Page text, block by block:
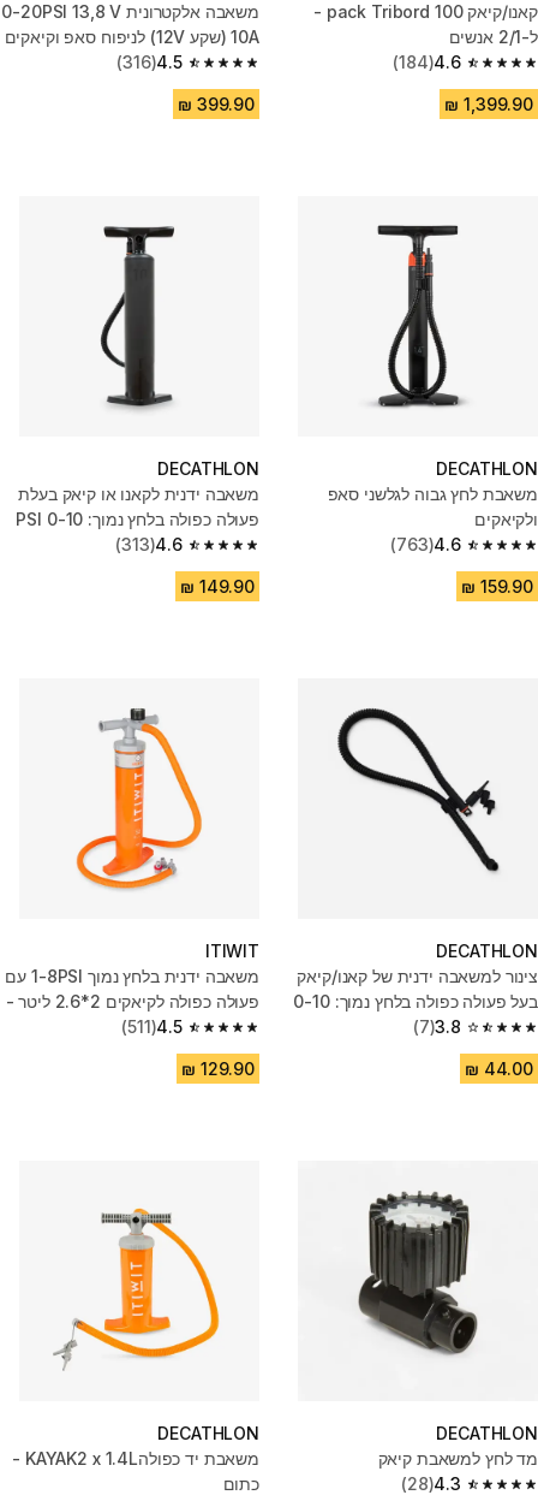
קאנו/קיאק pack Tribord 100 -
ל-2/1 אנשים
4.6
4.6 out of 5 stars from 184 reviews
(184)
משאבה אלקטרונית 0-20PSI 13,8 V
10A (שקע 12V) לניפוח סאפ וקיאקים
4.5
4.5 out of 5 stars from 316 reviews
(316)
DECATHLON
משאבת לחץ גבוה לגלשני סאפ
ולקיאקים
4.6
4.6 out of 5 stars from 763 reviews
(763)
DECATHLON
משאבה ידנית לקאנו או קיאק בעלת
פעולה כפולה בלחץ נמוך: 0-10 PSI
4.6
4.6 out of 5 stars from 313 reviews
(313)
DECATHLON
צינור למשאבה ידנית של קאנו/קיאק
בעל פעולה כפולה בלחץ נמוך: 0-10
PSI
3.8
3.8 out of 5 stars from 7 reviews
(7)
ITIWIT
משאבה ידנית בלחץ נמוך 1-8PSI עם
פעולה כפולה לקיאקים 2*2.6 ליטר -
כתום
4.5
4.5 out of 5 stars from 511 reviews
(511)
DECATHLON
מד לחץ למשאבת קיאק
4.3
(28)
DECATHLON
משאבת יד כפולהKAYAK2 x 1.4L -
כתום